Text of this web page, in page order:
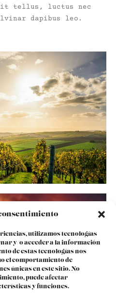
utilizamos tecnologías
y/o acceder a la información
de estas tecnologías nos
el comportamiento de
únicas en este sitio. No
puede afectar
y funciones.
tellus, luctus nec
dapibus leo.